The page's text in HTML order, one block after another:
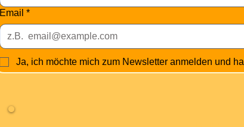
Email *
Ja, ich möchte mich zum Newsletter anmelden und